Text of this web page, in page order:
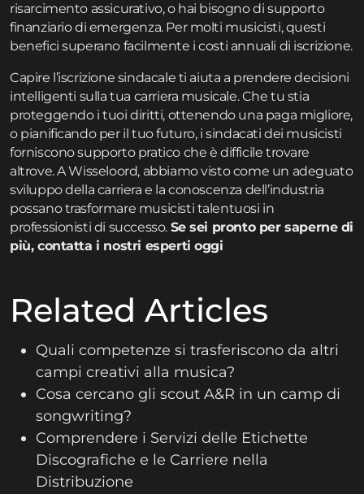
risarcimento assicurativo, o hai bisogno di supporto
finanziario di emergenza. Per molti musicisti, questi
benefici superano facilmente i costi annuali di iscrizione.
Capire l’iscrizione sindacale ti aiuta a prendere decisioni
intelligenti sulla tua carriera musicale. Che tu stia
proteggendo i tuoi diritti, ottenendo una paga migliore,
o pianificando per il tuo futuro, i sindacati dei musicisti
forniscono supporto pratico che è difficile trovare
altrove. A Wisseloord, abbiamo visto come un adeguato
sviluppo della carriera e la conoscenza dell’industria
possano trasformare musicisti talentuosi in
professionisti di successo. Se sei pronto per saperne di
più, contatta i nostri esperti oggi
Related Articles
Quali competenze si trasferiscono da altri
campi creativi alla musica?
Cosa cercano gli scout A&R in un camp di
songwriting?
Comprendere i Servizi delle Etichette
Discografiche e le Carriere nella
Distribuzione